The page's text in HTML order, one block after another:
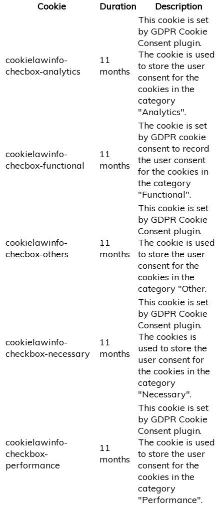
Cookie
Duration Description
cookielawinfo-
checbox-analytics
11
months
This cookie is set
by GDPR Cookie
Consent plugin.
The cookie is used
to store the user
consent for the
cookies in the
category
"Analytics".
cookielawinfo-
checbox-functional
11
months
The cookie is set
by GDPR cookie
consent to record
the user consent
for the cookies in
the category
"Functional".
cookielawinfo-
checbox-others
11
months
This cookie is set
by GDPR Cookie
Consent plugin.
The cookie is used
to store the user
consent for the
cookies in the
category "Other.
cookielawinfo-
checkbox-necessary
11
months
This cookie is set
by GDPR Cookie
Consent plugin.
The cookies is
used to store the
user consent for
the cookies in the
category
"Necessary".
cookielawinfo-
checkbox-
performance
11
months
This cookie is set
by GDPR Cookie
Consent plugin.
The cookie is used
to store the user
consent for the
cookies in the
category
"Performance".